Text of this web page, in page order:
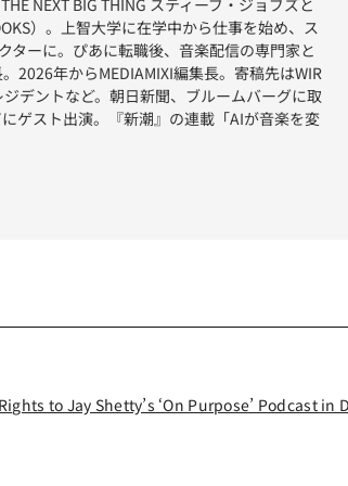
）。上智大学に在学中から仕事を始め、ス
ターに。ぴあに転職後、音楽配信の専門家と
2026年からMEDIAMIXI編集長。寄稿先はWIR
デントなど。朝日新聞、ブルームバーグに取
ゲスト出演。『新潮』の連載「AIが音楽を変
to Jay Shetty’s ‘On Purpose’ Podcast in